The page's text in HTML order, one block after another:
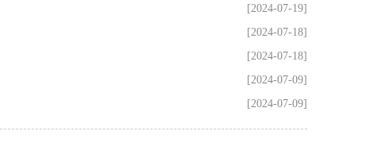
[2024-07-19]
[2024-07-18]
[2024-07-18]
[2024-07-09]
[2024-07-09]